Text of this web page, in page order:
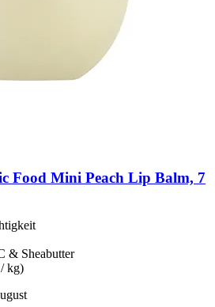
Food Mini Peach Lip Balm, 7
& Sheabutter
kg)